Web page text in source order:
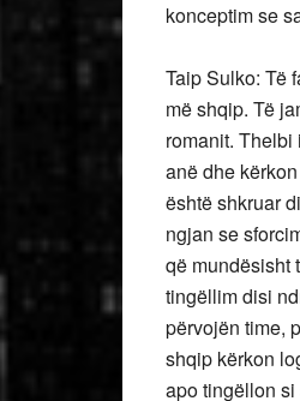
konceptim se
Taip Sulko: Të
më shqip. Të
romanit.
anë dhe
është shkruar
ngjan se
që mundësisht
tingëllim disi
përvojën time,
shqip kërkon
apo tingëllon